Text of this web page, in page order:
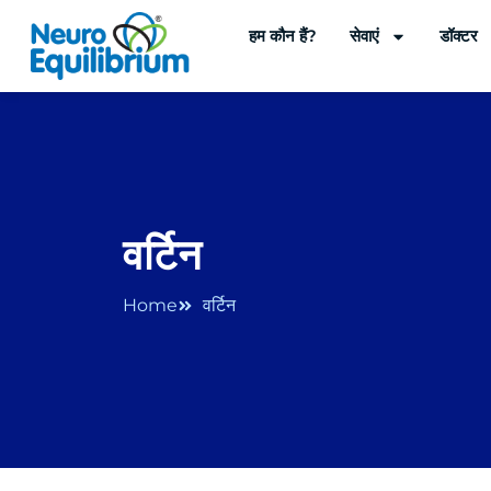
Skip
content
हम कौन हैं? सेवाएं डॉक्टर
वर्टिन
Home वर्टिन